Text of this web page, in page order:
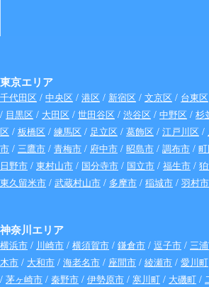
東京エリア
千代田区 / 中央区 / 港区 / 新宿区 / 文京区 / 台東区
/ 目黒区 / 大田区 / 世田谷区 / 渋谷区 / 中野区 / 杉
区 / 板橋区 / 練馬区 / 足立区 / 葛飾区 / 江戸川区 /
市 / 三鷹市 / 青梅市 / 府中市 / 昭島市 / 調布市 /
日野市 / 東村山市 / 国分寺市 / 国立市 / 福生市 /
東久留米市 / 武蔵村山市 / 多摩市 / 稲城市 / 羽村市
神奈川エリア
横浜市 / 川崎市 / 横須賀市 / 鎌倉市 / 逗子市 / 三
木市 / 大和市 / 海老名市 / 座間市 / 綾瀬市 / 愛川町
/ 茅ヶ崎市 / 秦野市 / 伊勢原市 / 寒川町 / 大磯町 /